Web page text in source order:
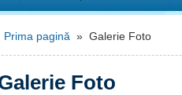
Prima pagină » Galerie Foto
Foto